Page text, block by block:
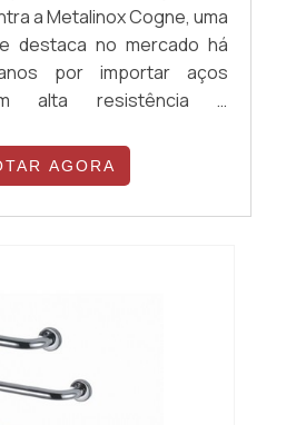
a Metalinox Cogne, uma
destaca no mercado há
por importar aços
alta resistência e
constantemente em
processos, além de
controle de qualidade.
AGORA